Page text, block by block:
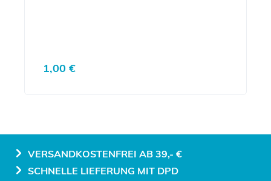
Regulärer Preis:
1,00 €
VERSANDKOSTENFREI AB 39,- €
SCHNELLE LIEFERUNG MIT DPD